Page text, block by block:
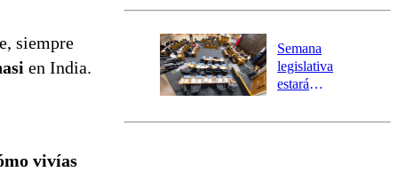
siempre
en India.
vivías
activa Alerta
Preventiva en
tres comunas
Semana
legislativa
estará
el fin de la